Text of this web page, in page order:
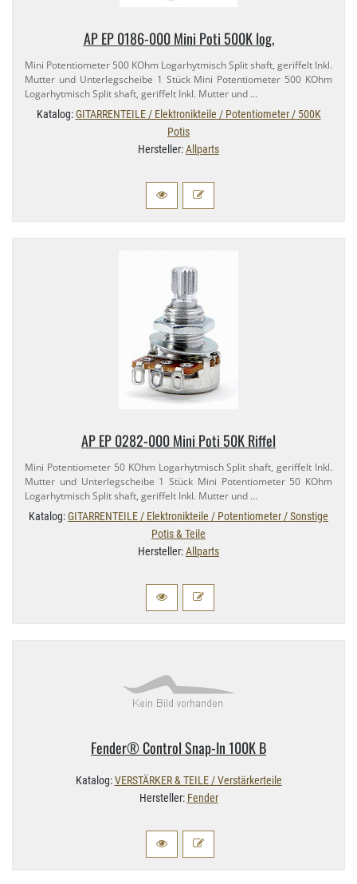
AP EP 0186-​000 Mini Poti 500K log.
Mini Potentiometer 500 KOhm Logarhytmisch Split shaft, geriffelt Inkl.
Mutter und Unterlegscheibe 1 Stück Mini Potentiometer 500 KOhm
Logarhytmisch Split shaft, geriffelt Inkl. Mutter und …
Katalog:GITARRENTEILE / Elektronikteile / Potentiometer / 500K
Potis
Hersteller:Allparts
AP EP 0282-​000 Mini Poti 50K Riffel
Mini Potentiometer 50 KOhm Logarhytmisch Split shaft, geriffelt Inkl.
Mutter und Unterlegscheibe 1 Stück Mini Potentiometer 50 KOhm
Logarhytmisch Split shaft, geriffelt Inkl. Mutter und …
Katalog:GITARRENTEILE / Elektronikteile / Potentiometer / Sonstige
Potis & Teile
Hersteller:Allparts
Fender® Control Snap-​In 100K B
Katalog:VERSTÄRKER & TEILE / Verstärkerteile
Hersteller: Fender